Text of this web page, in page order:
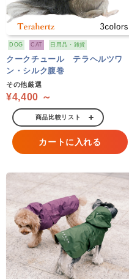
DOG CAT 日用品・雑貨
クークチュール テラヘルツワ
ン・シルク腹巻
その他厳選
¥4,400 ～
商品比較リスト
カートに入れる